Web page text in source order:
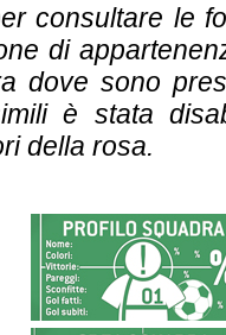
consultare le
di
dove sono
è stata
della rosa.